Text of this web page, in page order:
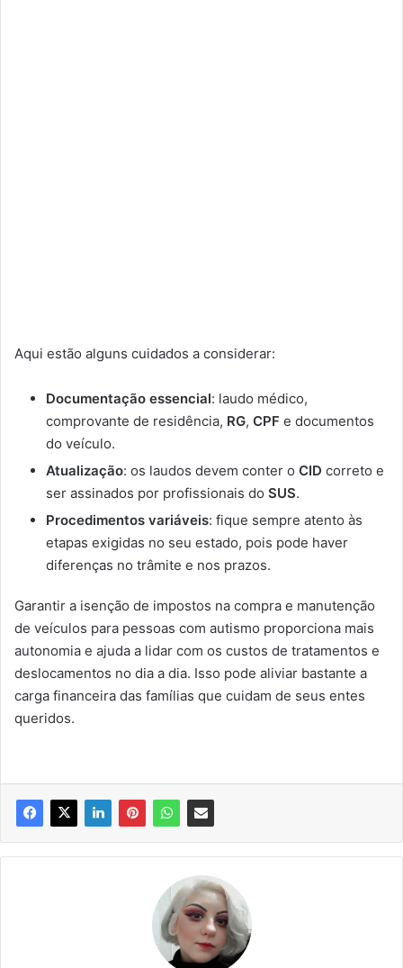
Aqui estão alguns cuidados a considerar:
Documentação essencial: laudo médico,
comprovante de residência, RG, CPF e documentos
do veículo.
Atualização: os laudos devem conter o CID correto e
ser assinados por profissionais do SUS.
Procedimentos variáveis: fique sempre atento às
etapas exigidas no seu estado, pois pode haver
diferenças no trâmite e nos prazos.
Garantir a isenção de impostos na compra e manutenção
de veículos para pessoas com autismo proporciona mais
autonomia e ajuda a lidar com os custos de tratamentos e
deslocamentos no dia a dia. Isso pode aliviar bastante a
carga financeira das famílias que cuidam de seus entes
queridos.